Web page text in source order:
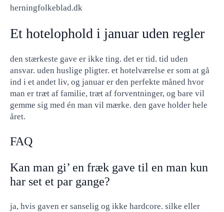
herningfolkeblad.dk
Et hotelophold i januar uden regler
den stærkeste gave er ikke ting. det er tid. tid uden
ansvar. uden huslige pligter. et hotelværelse er som at gå
ind i et andet liv, og januar er den perfekte måned hvor
man er træt af familie, træt af forventninger, og bare vil
gemme sig med én man vil mærke. den gave holder hele
året.
FAQ
Kan man gi’ en fræk gave til en man kun
har set et par gange?
ja, hvis gaven er sanselig og ikke hardcore. silke eller